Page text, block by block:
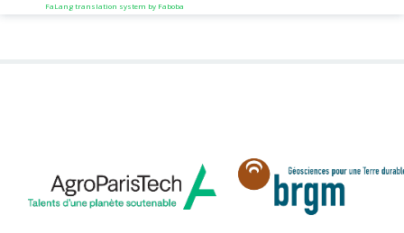
FaLang translation system by Faboba